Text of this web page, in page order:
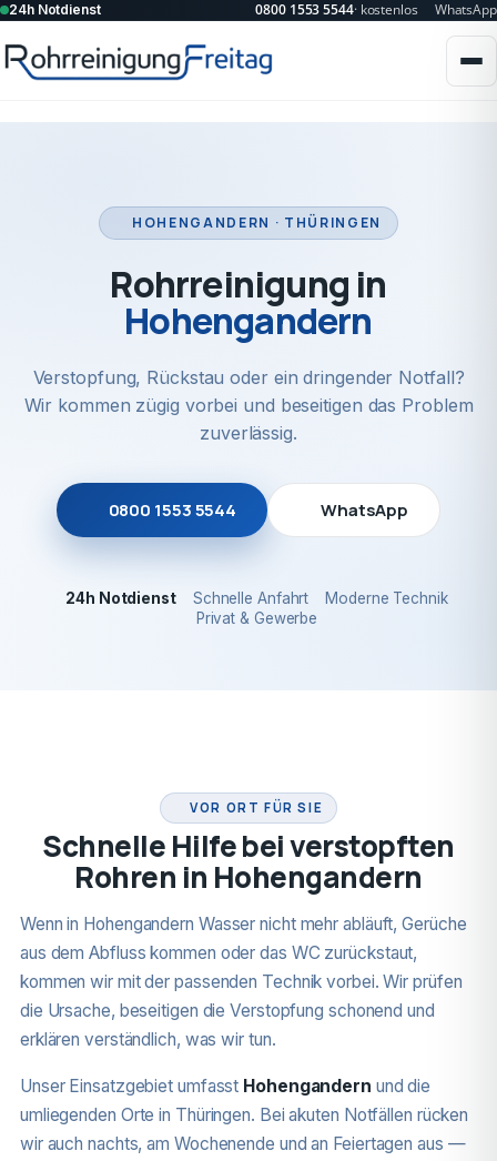
24h Notdienst 0800 1553 5544· kostenlos WhatsApp
HOHENGANDERN · THÜRINGEN
Rohrreinigung in
Hohengandern
Verstopfung, Rückstau oder ein dringender Notfall?
Wir kommen zügig vorbei und beseitigen das Problem
zuverlässig.
0800 1553 5544 WhatsApp
24h Notdienst Schnelle Anfahrt
Moderne Technik
Privat & Gewerbe
VOR ORT FÜR SIE
Schnelle Hilfe bei verstopften
Rohren in Hohengandern
Wenn in Hohengandern Wasser nicht mehr abläuft, Gerüche
aus dem Abfluss kommen oder das WC zurückstaut,
kommen wir mit der passenden Technik vorbei. Wir prüfen
die Ursache, beseitigen die Verstopfung schonend und
erklären verständlich, was wir tun.
Unser Einsatzgebiet umfasst Hohengandern und die
umliegenden Orte in Thüringen. Bei akuten Notfällen rücken
wir auch nachts, am Wochenende und an Feiertagen aus —